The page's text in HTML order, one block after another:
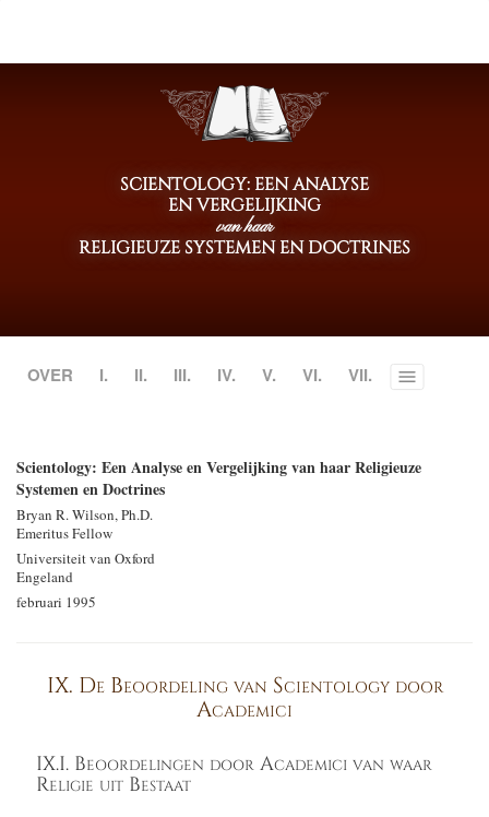
SCIENTOLOGY: EEN ANALYSE
EN VERGELIJKING
van haar
RELIGIEUZE SYSTEMEN EN DOCTRINES
OVER I. II. III. IV. V. VI. VII. Toggle
Scientology: Een Analyse en Vergelijking van haar Religieuze
Systemen en Doctrines
Bryan R. Wilson, Ph.D.
Emeritus Fellow
Universiteit van Oxford
Engeland
februari 1995
IX. De Beoordeling van Scientology door
Academici
IX.I. Beoordelingen door Academici van waar
Religie uit Bestaat